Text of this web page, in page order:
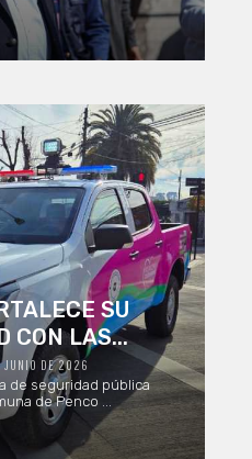
SU
CON LAS...
JUNIO DE 2026
de seguridad pública
de Penco ...